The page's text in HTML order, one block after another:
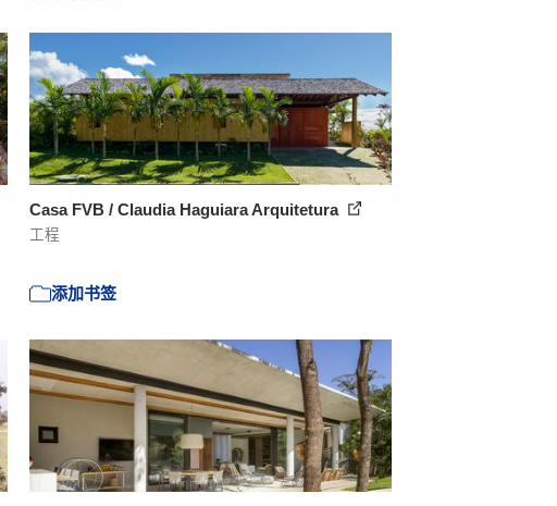
Casa FVB / Claudia Haguiara Arquitetura
工程
添加书签